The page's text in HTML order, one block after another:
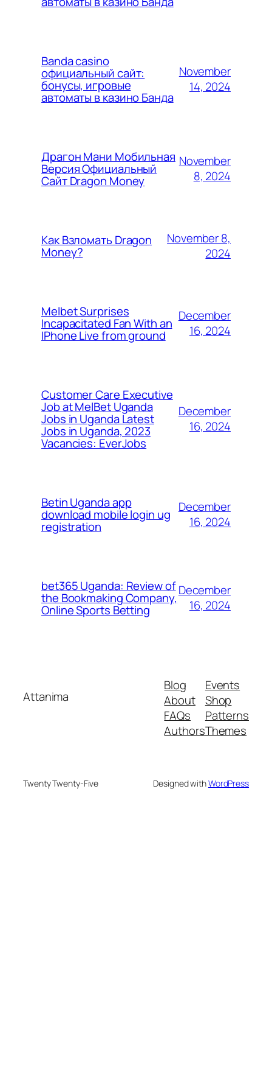
Banda casino
официальный сайт:
бонусы, игровые
автоматы в казино Банда
November
14, 2024
Драгон Мани Мобильная
Версия Официальный
Сайт Dragon Money
November
8, 2024
Как Взломать Dragon
Money?
November 8,
2024
Melbet Surprises
Incapacitated Fan With an
IPhone Live from ground
December
16, 2024
Customer Care Executive
Job at MelBet Uganda
Jobs in Uganda Latest
Jobs in Uganda, 2023
Vacancies: EverJobs
December
16, 2024
Betin Uganda app
download mobile login ug
registration
December
16, 2024
bet365 Uganda: Review of
the Bookmaking Company,
Online Sports Betting
December
16, 2024
Attanima
Blog
About
FAQs
Authors
Events
Shop
Patterns
Themes
Twenty Twenty-Five Designed withWordPress